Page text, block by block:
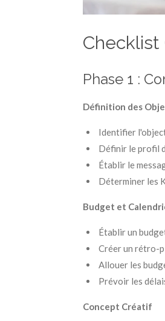
Checklist
Phase 1 :
Définition des
Identifier
Définir le profil
Établir le
Déterminer les
Budget et
Établir un
Créer un rétro-
Allouer les
Prévoir les
Concept Créatif